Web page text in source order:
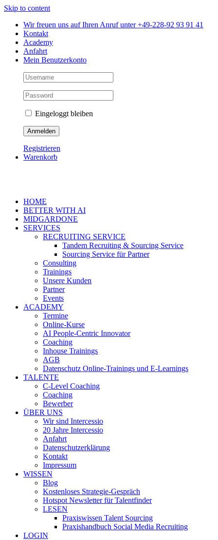
Skip to content
Wir freuen uns auf Ihren Anruf unter +49-228-92 93 91 41
Kontakt
Academy
Anfahrt
Mein Benutzerkonto
Eingeloggt bleiben
Registrieren
Warenkorb
HOME
BETTER WITH AI
MIDGARDONE
SERVICES
RECRUITING SERVICE
Tandem Recruiting & Sourcing Service
Sourcing Service für Partner
Consulting
Trainings
Unsere Kunden
Partner
Events
ACADEMY
Termine
Online-Kurse
AI People-Centric Innovator
Coaching
Inhouse Trainings
AGB
Datenschutz Online-Trainings und E-Learnings
TALENTE
C-Level Coaching
Coaching
Bewerber
ÜBER UNS
Wir sind Intercessio
20 Jahre Intercessio
Anfahrt
Datenschutzerklärung
Kontakt
Impressum
WISSEN
Blog
Kostenloses Strategie-Gespräch
Hotspot Newsletter für Talentfinder
LESEN
Praxiswissen Talent Sourcing
Praxishandbuch Social Media Recruiting
LOGIN